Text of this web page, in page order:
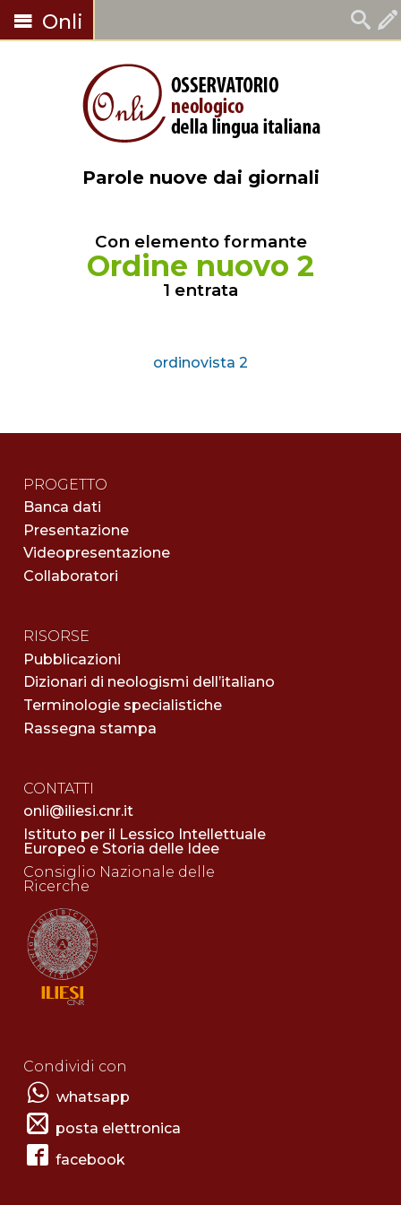
Onli
Parole nuove dai giornali
Con elemento formante
Ordine nuovo 2
1 entrata
ordinovista 2
PROGETTO
Banca dati
Presentazione
Videopresentazione
Collaboratori
RISORSE
Pubblicazioni
Dizionari di neologismi dell’italiano
Terminologie specialistiche
Rassegna stampa
CONTATTI
onli@iliesi.cnr.it
Istituto per il Lessico Intellettuale
Europeo e Storia delle Idee
Consiglio Nazionale delle
Ricerche
Condividi con
whatsapp
posta elettronica
facebook